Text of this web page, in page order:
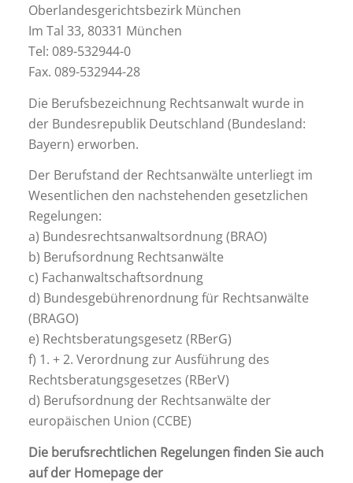
Oberlandesgerichtsbezirk München
Im Tal 33, 80331 München
Tel: 089-532944-0
Fax. 089-532944-28
Die Berufsbezeichnung Rechtsanwalt wurde in
der Bundesrepublik Deutschland (Bundesland:
Bayern) erworben.
Der Berufstand der Rechtsanwälte unterliegt im
Wesentlichen den nachstehenden gesetzlichen
Regelungen:
a) Bundesrechtsanwaltsordnung (BRAO)
b) Berufsordnung Rechtsanwälte
c) Fachanwaltschaftsordnung
d) Bundesgebührenordnung für Rechtsanwälte
(BRAGO)
e) Rechtsberatungsgesetz (RBerG)
f) 1. + 2. Verordnung zur Ausführung des
Rechtsberatungsgesetzes (RBerV)
d) Berufsordnung der Rechtsanwälte der
europäischen Union (CCBE)
Die berufsrechtlichen Regelungen finden Sie auch
auf der Homepage der